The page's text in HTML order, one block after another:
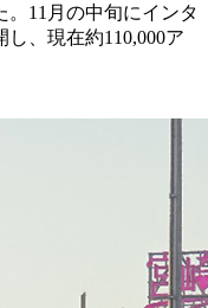
11月の中旬にインタ
、現在約110,000ア